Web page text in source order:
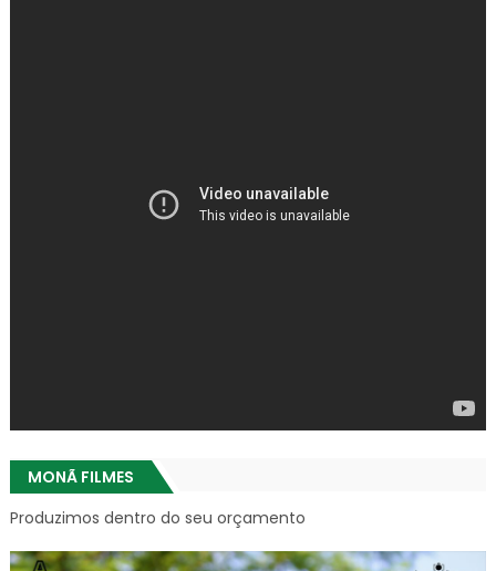
MONÃ FILMES
Produzimos dentro do seu orçamento